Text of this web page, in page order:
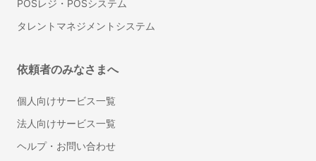
部屋の間仕切り・壁設置リフォーム
防音工事
トイレリフォーム・トイレ（便器）交換
ドア交換
雨樋の掃除
和室から洋室へのリフォーム
POSレジ・POSシステム
タレントマネジメントシステム
依頼者のみなさまへ
個人向けサービス一覧
法人向けサービス一覧
ヘルプ・お問い合わせ